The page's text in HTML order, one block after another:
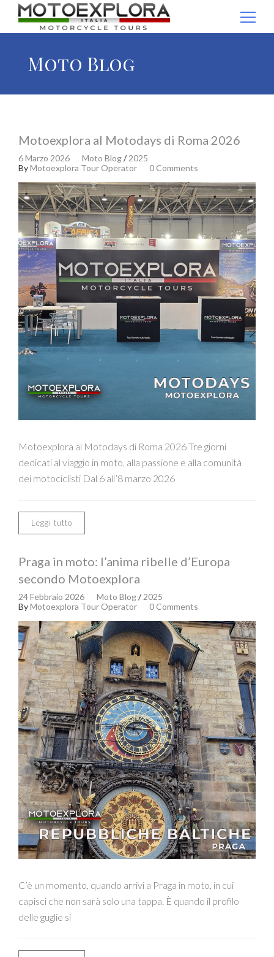
Moto Blog
Motoexplora al Motodays di Roma 2026
6 Marzo 2026 Moto Blog/2025
ByMotoexplora Tour Operator 0 Comments
Motoexplora al Motodays di Roma 2026 Tre giorni
dedicati al viaggio in moto, alla passione e alla comunità
dei motociclisti Dal 6 all’8 marzo 2026
Leggi tutto
Praga in moto: l’anima ribelle d’Europa
secondo Motoexplora
24 Febbraio 2026 Moto Blog/2025
ByMotoexplora Tour Operator 0 Comments
C’è un momento, quando arrivi a Praga in moto, in cui
capisci che non sarà solo una tappa. È quando il profilo
delle guglie si